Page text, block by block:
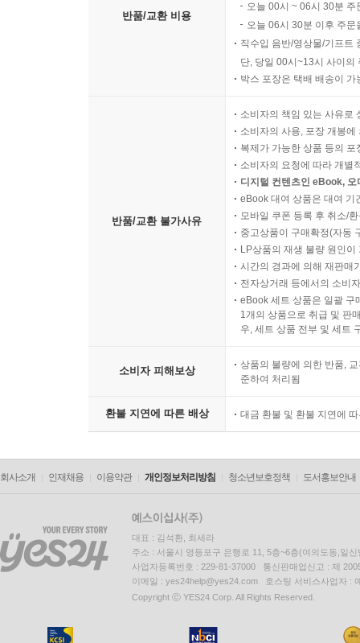
반품/교환 비용
오늘 00시 ~ 06시 30분
오늘 06시 30분 이후 주
직수입 음반/영상물/기프트
단, 당일 00시~13시 사이의
박스 포장은 택배 배송이
반품/교환 불가사유
소비자의 책임 있는 사유로
소비자의 사용, 포장 개봉
복제가 가능한 상품 등의
소비자의 요청에 따라 개별
디지털 컨텐츠인 eBook,
eBook 대여 상품은 대여 기
모바일 쿠폰 등록 후 취소/
중고상품이 구매확정(자동
LP상품의 재생 불량 원인
시간의 경과에 의해 재판매
전자상거래 등에서의 소비
eBook 세트 상품은 일괄 구
1개의 상품으로 취급 및 판
우, 세트 상품 전부 및 세트
소비자 피해보상
상품의 불량에 의한 반품,
준하여 처리됨
환불 지연에 따른 배상 대금 환불 및 환불 지연에
회사소개 인재채용 이용약관 개인정보처리방침 청소년보호정책 도서홍보안내
대표 : 김석환, 최세라
주소 : 서울시 영등포구 은행로 11, 5층~6층(여의도동,일신
사업자등록번호 : 229-81-37000 통신판매업신고 : 제
이메일 : yes24help@yes24.com 호스팅 서비스사업자 :
Copyright ⓒ YES24 Corp. All Rights Reserved.